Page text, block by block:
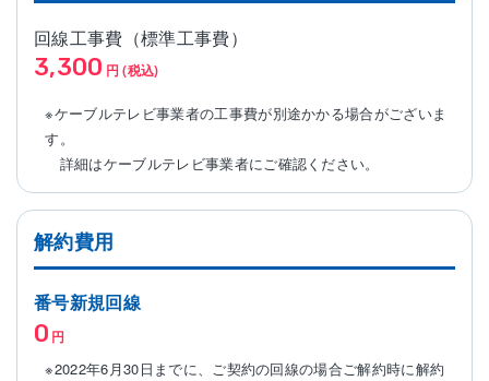
回線工事費（標準工事費）
3,300 円 (税込)
※ケーブルテレビ事業者の工事費が別途かかる場合がございま
す。
詳細はケーブルテレビ事業者にご確認ください。
解約費用
番号新規回線
0 円
※2022年6月30日までに、ご契約の回線の場合ご解約時に解約